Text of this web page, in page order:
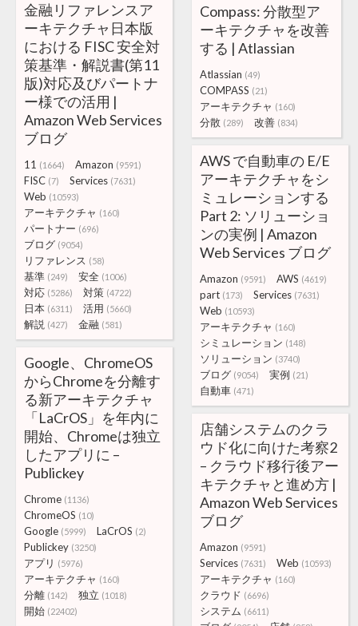
金融リファレンスア
ーキテクチャ日本版
における FISC 安全対
策基準・解説書(第11
版)対応及びパートナ
ー様での活用 |
Amazon Web Services
ブログ
11 (1664) Amazon (9591)
FISC (7) Services (7631)
Web (10593)
アーキテクチャ (160)
パートナー (696)
ブログ (9054)
リファレンス (58)
基準 (249) 安全 (1006)
対応 (5286) 対策 (4722)
日本 (6311) 活用 (5660)
解説 (427) 金融 (581)
Compass: 分散型ア
ーキテクチャを改善
する | Atlassian
Atlassian (49)
COMPASS (21)
アーキテクチャ (160)
分散 (289) 改善 (834)
AWS で自動車の E/E
アーキテクチャをシ
ミュレーションする
Part 2: ソリューショ
ンの実例 | Amazon
Web Services ブログ
Amazon (9591) AWS (4619)
part (173) Services (7631)
Web (10593)
アーキテクチャ (160)
シミュレーション (148)
ソリューション (3740)
ブログ (9054) 実例 (21)
自動車 (471)
Google、ChromeOS
からChromeを分離す
る新アーキテクチャ
「LaCrOS」を年内に
開始、Chromeは独立
したアプリに –
Publickey
Chrome (1136)
ChromeOS (10)
Google (5999) LaCrOS (2)
Publickey (3250)
アプリ (5976)
アーキテクチャ (160)
分離 (142) 独立 (1018)
開始 (22402)
店舗システムのクラ
ウド化に向けた考察2
– クラウド移行後アー
キテクチャと進め方 |
Amazon Web Services
ブログ
Amazon (9591)
Services (7631) Web (10593)
アーキテクチャ (160)
クラウド (6696)
システム (6611)